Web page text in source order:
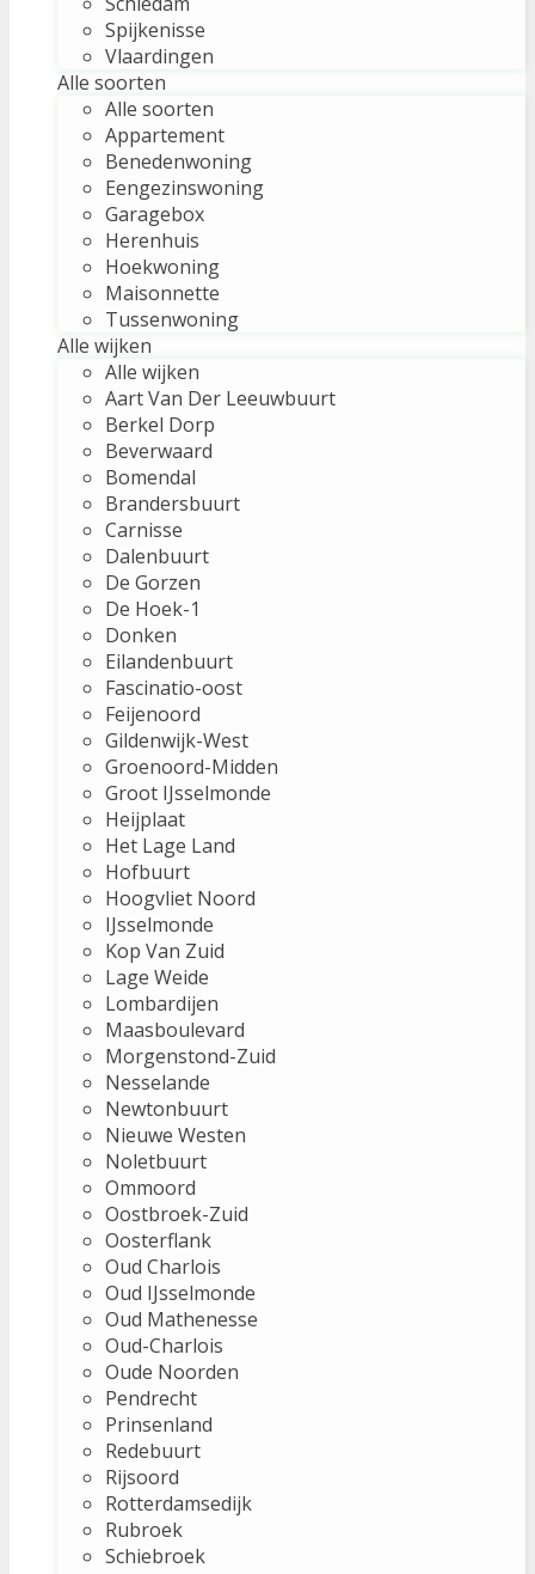
Spijkenisse
Vlaardingen
Alle soorten
Alle soorten
Appartement
Benedenwoning
Eengezinswoning
Garagebox
Herenhuis
Hoekwoning
Maisonnette
Tussenwoning
Alle wijken
Alle wijken
Aart Van Der Leeuwbuurt
Berkel Dorp
Beverwaard
Bomendal
Brandersbuurt
Carnisse
Dalenbuurt
De Gorzen
De Hoek-1
Donken
Eilandenbuurt
Fascinatio-oost
Feijenoord
Gildenwijk-West
Groenoord-Midden
Groot IJsselmonde
Heijplaat
Het Lage Land
Hofbuurt
Hoogvliet Noord
IJsselmonde
Kop Van Zuid
Lage Weide
Lombardijen
Maasboulevard
Morgenstond-Zuid
Nesselande
Newtonbuurt
Nieuwe Westen
Noletbuurt
Ommoord
Oostbroek-Zuid
Oosterflank
Oud Charlois
Oud IJsselmonde
Oud Mathenesse
Oud-Charlois
Oude Noorden
Pendrecht
Prinsenland
Redebuurt
Rijsoord
Rotterdamsedijk
Rubroek
Schiebroek